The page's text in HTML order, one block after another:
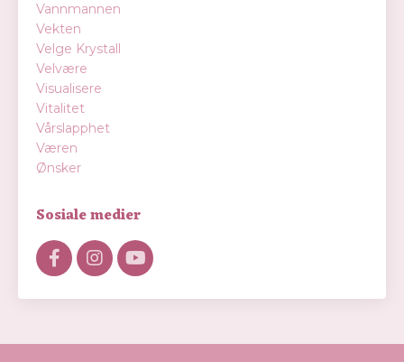
Vannmannen
Vekten
Velge Krystall
Velvære
Visualisere
Vitalitet
Vårslapphet
Væren
Ønsker
Sosiale medier